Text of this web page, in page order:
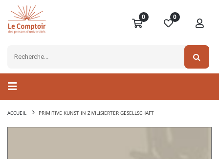
0 0
ACCUEIL PRIMITIVE KUNST IN ZIVILISIERTER GESELLSCHAFT